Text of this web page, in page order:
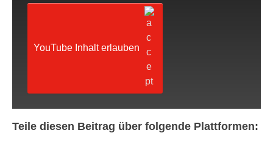
YouTube Inhalt erlauben
Teile diesen Beitrag über folgende Plattformen: